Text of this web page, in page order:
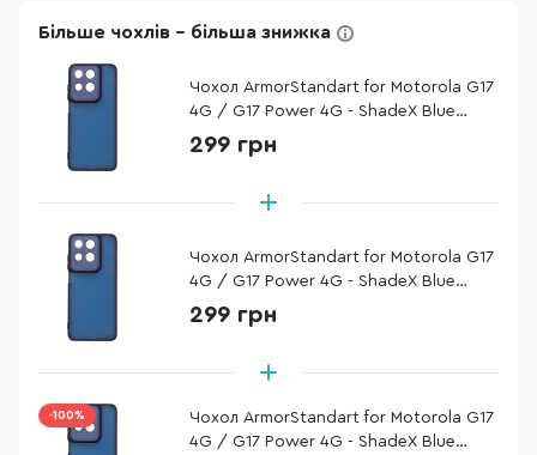
Більше чохлів - більша знижка
Чохол ArmorStandart for Motorola G17
4G / G17 Power 4G - ShadeX Blue
(ARM91315)
299 грн
Чохол ArmorStandart for Motorola G17
4G / G17 Power 4G - ShadeX Blue
(ARM91315)
299 грн
-100%
Чохол ArmorStandart for Motorola G17
4G / G17 Power 4G - ShadeX Blue